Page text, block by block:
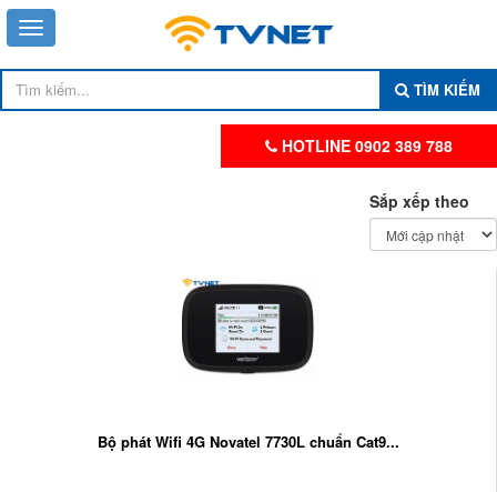
TÌM KIẾM
HOTLINE 0902 389 788
Sắp xếp theo
Bộ phát Wifi 4G Novatel 7730L chuẩn Cat9...